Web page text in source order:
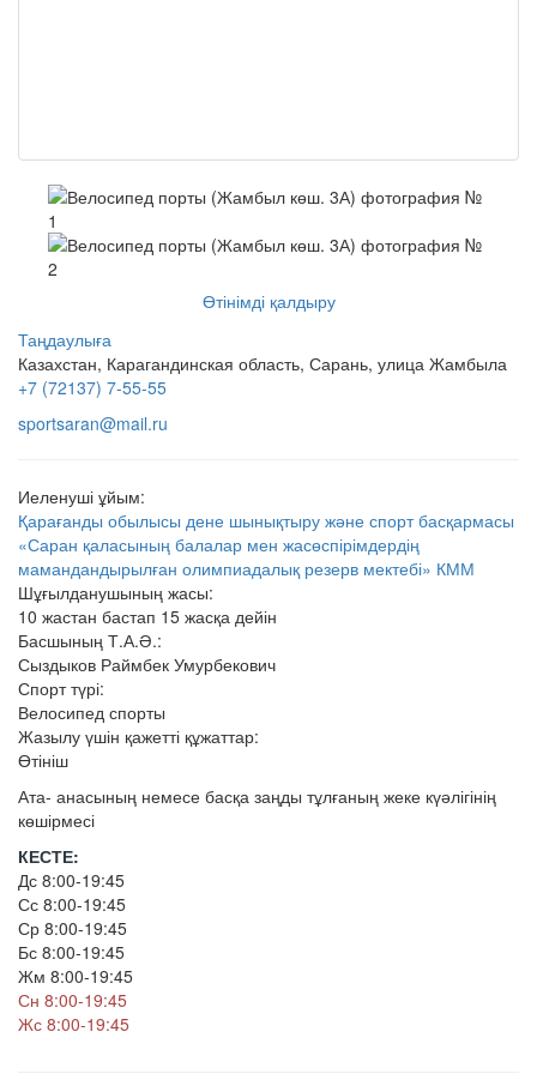
Өтінімді қалдыру
Таңдаулыға
Казахстан, Карагандинская область, Сарань, улица Жамбыла
+7 (72137) 7-55-55
sportsaran@mail.ru
Иеленуші ұйым:
Қарағанды обылысы дене шынықтыру және спорт басқармасы
«Саран қаласының балалар мен жасөспірімдердің
мамандандырылған олимпиадалық резерв мектебі» КММ
Шұғылданушының жасы:
10 жастан бастап 15 жасқа дейін
Басшының Т.А.Ә.:
Сыздыков Раймбек Умурбекович
Спорт түрі:
Велосипед спорты
Жазылу үшін қажетті құжаттар:
Өтініш
Ата- анасының немесе басқа заңды тұлғаның жеке күәлігінің
көшірмесі
КЕСТЕ:
Дс 8:00-19:45
Сс 8:00-19:45
Ср 8:00-19:45
Бс 8:00-19:45
Жм 8:00-19:45
Сн 8:00-19:45
Жс 8:00-19:45